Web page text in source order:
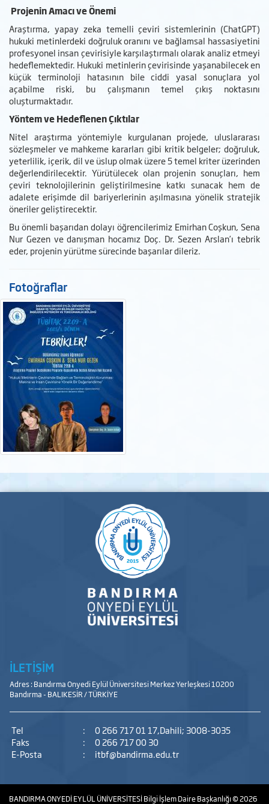
Projenin Amacı ve Önemi
Araştırma, yapay zeka temelli çeviri sistemlerinin (ChatGPT)
hukuki metinlerdeki doğruluk oranını ve bağlamsal hassasiyetini
profesyonel insan çevirisiyle karşılaştırmalı olarak analiz etmeyi
hedeflemektedir. Hukuki metinlerin çevirisinde yaşanabilecek en
küçük terminoloji hatasının bile ciddi yasal sonuçlara yol
açabilme riski, bu çalışmanın temel çıkış noktasını
oluşturmaktadır.
Yöntem ve Hedeflenen Çıktılar
Nitel araştırma yöntemiyle kurgulanan projede, uluslararası
sözleşmeler ve mahkeme kararları gibi kritik belgeler; doğruluk,
yeterlilik, içerik, dil ve üslup olmak üzere 5 temel kriter üzerinden
değerlendirilecektir. Yürütülecek olan projenin sonuçları, hem
çeviri teknolojilerinin geliştirilmesine katkı sunacak hem de
adalete erişimde dil bariyerlerinin aşılmasına yönelik stratejik
öneriler geliştirecektir.
Bu önemli başarıdan dolayı öğrencilerimiz Emirhan Coşkun, Sena
Nur Gezen ve danışman hocamız Doç. Dr. Sezen Arslan’ı tebrik
eder, projenin yürütme sürecinde başarılar dileriz.
Fotoğraflar
İLETİŞİM
Adres : Bandırma Onyedi Eylül Üniversitesi Merkez Yerleşkesi 10200
Bandırma - BALIKESİR / TÜRKİYE
Tel :
0 266 717 01 17,Dahili; 3008-3035
Faks
:
0 266 717 00 30
E-Posta
: itbf@bandirma.edu.tr
BANDIRMA ONYEDİ EYLÜL ÜNİVERSİTESİBilgi İşlem Daire Başkanlığı© 2026